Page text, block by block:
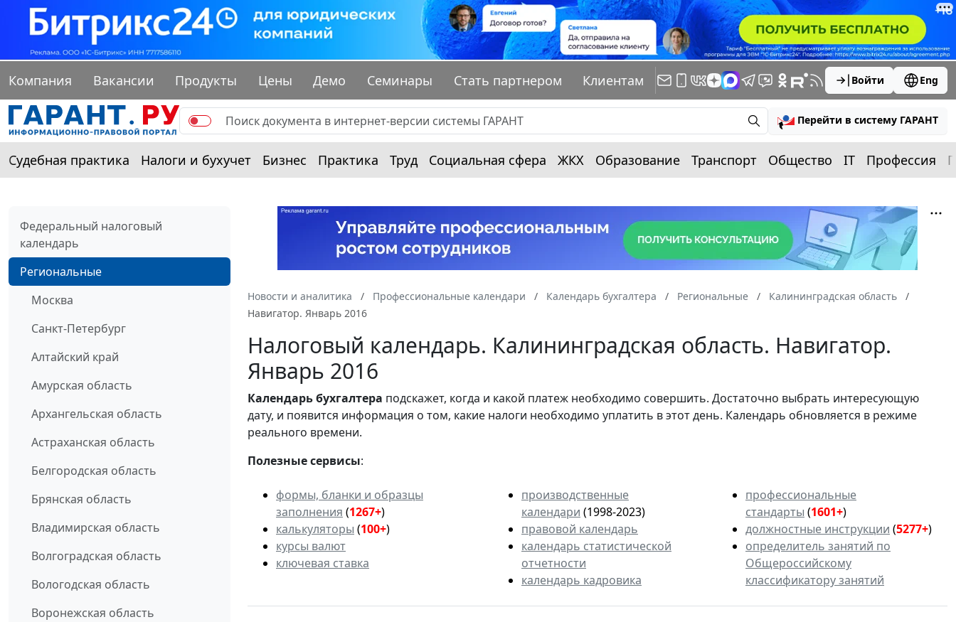
Компания Вакансии Продукты Цены Демо Семинары Стать партнером Клиентам Войти Eng
Перейти в систему ГАРАНТ
Судебная практика Налоги и бухучет Бизнес Практика Труд Социальная сфера ЖКХ Образование Транспорт Общество IT Профессия
Федеральный налоговый
календарь
Региональные
Москва
Санкт-Петербург
Алтайский край
Амурская область
Архангельская область
Астраханская область
Белгородская область
Брянская область
Владимирская область
Волгоградская область
Вологодская область
Воронежская область
Новости и аналитика Профессиональные календари Календарь бухгалтера Региональные
Калининградская область
Навигатор. Январь 2016
Налоговый календарь. Калининградская область. Навигатор.
Январь 2016
Календарьбухгалтера подскажет, когда и какой платеж необходимо совершить. Достаточно выбрать интересующую
дату, и появится информация о том, какие налоги необходимо уплатить в этот день. Календарь обновляется в режиме
реального времени.
Полезные сервисы:
формы, бланки и образцы
заполнения (1267+)
калькуляторы (100+)
курсы валют
ключевая ставка
производственные
календари (1998-2023)
правовой календарь
календарь статистической
отчетности
календарь кадровика
профессиональные
стандарты (1601+)
должностные инструкции (5277+)
определитель занятий по
Общероссийскому
классификатору занятий